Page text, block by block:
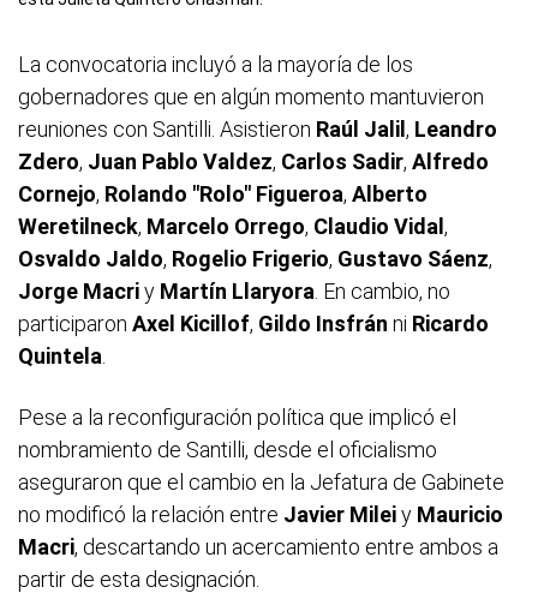
La convocatoria incluyó a la mayoría de los
gobernadores que en algún momento mantuvieron
reuniones con Santilli. Asistieron Raúl Jalil , Leandro
Zdero, Juan Pablo Valdez, Carlos Sadir, Alfredo
Cornejo, Rolando "Rolo" Figueroa, Alberto
Weretilneck, Marcelo Orrego, Claudio Vidal ,
Osvaldo Jaldo, Rogelio Frigerio, Gustavo Sáenz,
Jorge Macriy Martín Llaryora . En cambio, no
participaron Axel Kicillof, Gildo Insfrán ni Ricardo
Quintela
Pese a la reconfiguración política que implicó el
nombramiento de Santilli, desde el oficialismo
aseguraron que el cambio en la Jefatura de Gabinete
no modificó la relación entre Javier Mileiy Mauricio
Macri, descartando un acercamiento entre ambos a
partir de esta designación.